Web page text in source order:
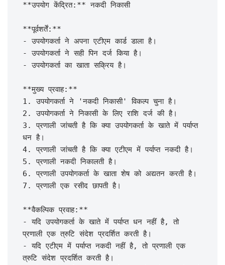
**उपयोग केंद्रित:** नकदी निकासी
**पूर्वशर्तें:**
- उपयोगकर्ता ने अपना एटीएम कार्ड डाला है।
- उपयोगकर्ता ने सही पिन दर्ज किया है।
- उपयोगकर्ता का खाता सक्रिय है।
**मुख्य प्रवाह:**
1. उपयोगकर्ता ने 'नकदी निकासी' विकल्प चुना है।
2. उपयोगकर्ता ने निकासी के लिए राशि दर्ज की है।
3. प्रणाली जांचती है कि क्या उपयोगकर्ता के खाते में पर्याप्त
धन है।
4. प्रणाली जांचती है कि क्या एटीएम में पर्याप्त नकदी है।
5. प्रणाली नकदी निकालती है।
6. प्रणाली उपयोगकर्ता के खाता शेष को अद्यतन करती है।
7. प्रणाली एक रसीद छापती है।
**वैकल्पिक प्रवाह:**
- यदि उपयोगकर्ता के खाते में पर्याप्त धन नहीं है, तो
प्रणाली एक त्रुटि संदेश प्रदर्शित करती है।
- यदि एटीएम में पर्याप्त नकदी नहीं है, तो प्रणाली एक
त्रुटि संदेश प्रदर्शित करती है।